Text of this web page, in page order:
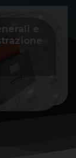
e